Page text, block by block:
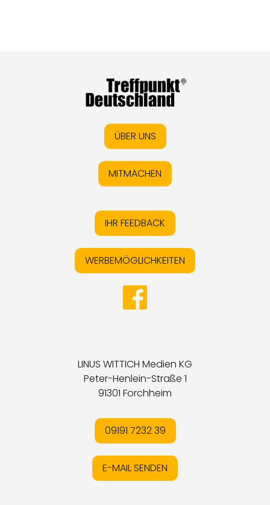
ÜBER UNS
MITMACHEN
IHR FEEDBACK
WERBEMÖGLICHKEITEN
LINUS WITTICH Medien KG
Peter-Henlein-Straße 1
91301 Forchheim
09191 7232 39
E-MAIL SENDEN